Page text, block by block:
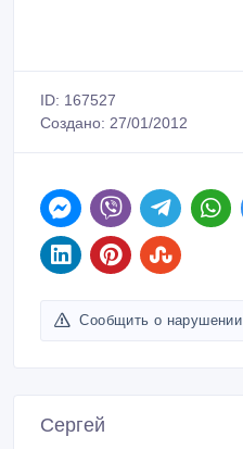
ID: 167527
Создано: 27/01/2012
Сообщить о нарушении
Сергей